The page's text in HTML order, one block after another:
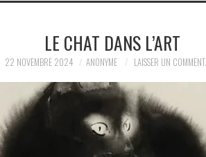
LE CHAT DANS L’ART
22 NOVEMBRE 2024 ANONYME LAISSER UN